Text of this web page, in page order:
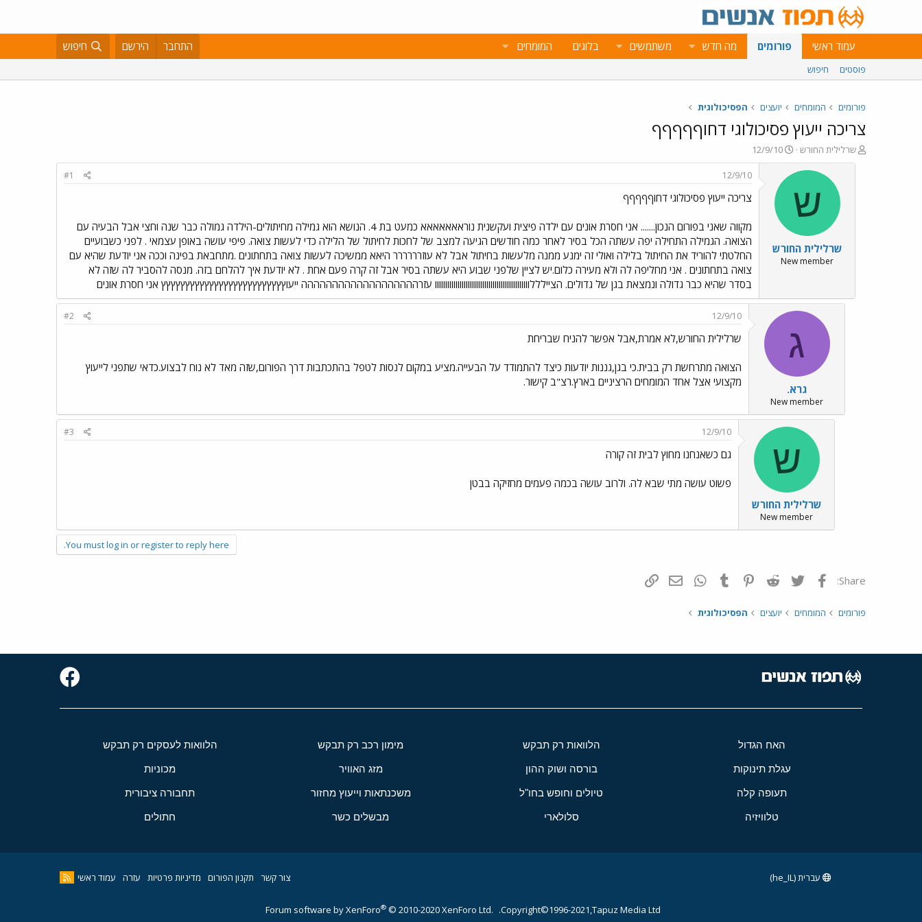
עמוד ראשי פורומים מה חדש משתמשים בלוגים המומחים התחבר הירשם חיפוש
פוסטים חיפוש
פורומים המומחים יועצים הפסיכולוגית
צריכה ייעוץ פסיכולוגי דחוףףףףף
פ
ו
שרלילית החורש
פ
ו
ס
ת
ר
י
12/9/10
ש
שרלילית החורש
New member
12/9/10
#1
צריכה ייעוץ פסיכולוגי דחוףףףףף
מקווה שאני בפורום הנכון....... אני חסרת אונים עם ילדה פיצית ועקשנית נוראאאאאאא כמעט בת 4. הנושא הוא גמילה מחיתולים-הילדה גמולה כבר שנה וחצי אבל הבעיה עם
הצואה. הגמילה התחילה יפה עשתה הכל בסיר לאחר כמה חודשים הגיעה למצב של לחכות לחיתול של הלילה כדי לעשות צואה. פיפי עושה באופן עצמאי . לפני כשבועיים
החלטתי להוריד את החיתול בלילה ואולי זה ימנע ממנה מלעשות בחיתול אבל לא עוזרררררר היאא ממשיכה לעשות צואה בתחתונים .מתחבאת בפינה וככה אני יודעת שהיא עם
צואה בתחתונים . אני מחליפה לה ולא מעירה כלום.יש לציין שלפני שבוע היא עשתה בסיר אבל זה קרה פעם אחת . לא יודעת איך להלחם בזה. מנסה להסביר לה שזה לא
בסדר שהיא כבר גדולה ונמצאת בגן של גדולים. הציילללוווווווווווווווווווווווווווווווווווווווווווווו עזרההההההההההההההההההה ייעוץץץץץץץץץץץץץץץץץץץץץץץץץץ אני חסרת אונים
ג
גרא.
New member
12/9/10
#2
שרלילית החורש,לא אמרת,אבל אפשר להניח שבריחת
הצואה מתרחשת רק בבית.כי בגן,גננות יודעות כיצד להתמודד על הבעייה.מציע במקום לנסות לטפל בהתכתבות דרך הפורום,שזה מאד לא נוח לבצוע.כדאי שתפני לייעוץ
מקצועי אצל אחד המומחים הרציניים בארץ.רצ"ב קישור.
ש
שרלילית החורש
New member
12/9/10
#3
גם כשאנחנו מחוץ לבית זה קורה
פשוט עושה מתי שבא לה. ולרוב עושה בכמה פעמים מחזיקה בבטן
You must log in or register to reply here.
Share: פייסבוק Twitter
Reddit
Pinterest
Tumblr
WhatsAppדואר אלקטרוני
פורומים המומחים יועצים הפסיכולוגית
האח הגדול הלוואות רק תבקש מימון רכב רק תבקש הלוואות לעסקים רק תבקש
עגלת תינוקות בורסה ושוק ההון מזג האוויר מכוניות
תעופה קלה טיולים וחופש בחו"ל משכנתאות וייעוץ מחזור תחבורה ציבורית
טלוויזיה סלולארי מבשלים כשר חתולים
צור קשר תקנון הפורום מדיניות פרטיות עזרה עמוד ראשי עברית (he_IL)
Copyright©1996-2021,Tapuz Media Ltd.
Forum software by XenForo® © 2010-2020 XenForo Ltd.